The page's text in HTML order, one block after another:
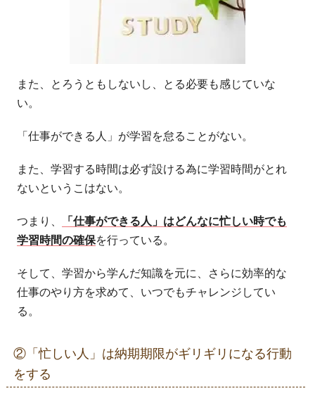
また、とろうともしないし、とる必要も感じていな
い。
「仕事ができる人」が学習を怠ることがない。
また、学習する時間は必ず設ける為に学習時間がとれ
ないというこはない。
つまり、
「仕事ができる人」はどんなに忙しい時でも
学習時間の確保を行っている。
そして、学習から学んだ知識を元に、さらに効率的な
仕事のやり方を求めて、いつでもチャレンジしてい
る。
②「忙しい人」は納期期限がギリギリになる行動
をする